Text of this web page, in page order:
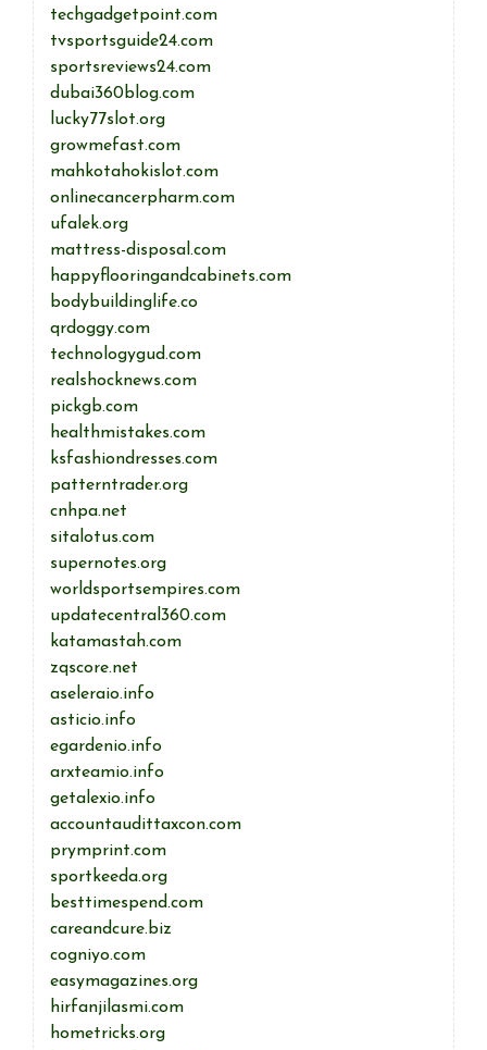
techgadgetpoint.com
tvsportsguide24.com
sportsreviews24.com
dubai360blog.com
lucky77slot.org
growmefast.com
mahkotahokislot.com
onlinecancerpharm.com
ufalek.org
mattress-disposal.com
happyflooringandcabinets.com
bodybuildinglife.co
qrdoggy.com
technologygud.com
realshocknews.com
pickgb.com
healthmistakes.com
ksfashiondresses.com
patterntrader.org
cnhpa.net
sitalotus.com
supernotes.org
worldsportsempires.com
updatecentral360.com
katamastah.com
zqscore.net
aseleraio.info
asticio.info
egardenio.info
arxteamio.info
getalexio.info
accountaudittaxcon.com
prymprint.com
sportkeeda.org
besttimespend.com
careandcure.biz
cogniyo.com
easymagazines.org
hirfanjilasmi.com
hometricks.org